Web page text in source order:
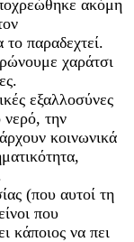
ακόμη
παραδεχτεί.
χαράτσι
εξαλλοσύνες
νερό, την
κοινωνικά
(που αυτοί τη
που
κάποιος να πει